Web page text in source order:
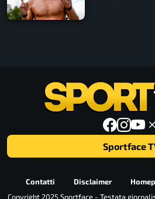
Sportface
Contatti Disclaimer
Copyright 2025 Sportface - Testata